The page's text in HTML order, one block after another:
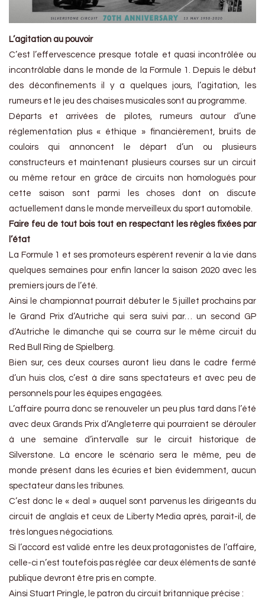
L’agitation au pouvoir
C’est l’effervescence presque totale et quasi incontrôlée ou
incontrôlable dans le monde de la Formule 1. Depuis le début
des déconfinements il y a quelques jours, l’agitation, les
rumeurs et le jeu des chaises musicales sont au programme.
Départs et arrivées de pilotes, rumeurs autour d’une
réglementation plus « éthique » financièrement, bruits de
couloirs qui annoncent le départ d’un ou plusieurs
constructeurs et maintenant plusieurs courses sur un circuit
ou même retour en grâce de circuits non homologués pour
cette saison sont parmi les choses dont on discute
actuellement dans le monde merveilleux du sport automobile.
Faire feu de tout bois tout en respectant les règles fixées par
l’état
La Formule 1 et ses promoteurs espèrent revenir à la vie dans
quelques semaines pour enfin lancer la saison 2020 avec les
premiers jours de l’été.
Ainsi le championnat pourrait débuter le 5 juillet prochains par
le Grand Prix d’Autriche qui sera suivi par… un second GP
d’Autriche le dimanche qui se courra sur le même circuit du
Red Bull Ring de Spielberg.
Bien sur, ces deux courses auront lieu dans le cadre fermé
d’un huis clos, c’est à dire sans spectateurs et avec peu de
personnels pour les équipes engagées.
L’affaire pourra donc se renouveler un peu plus tard dans l’été
avec deux Grands Prix d’Angleterre qui pourraient se dérouler
à une semaine d’intervalle sur le circuit historique de
Silverstone. Là encore le scénario sera le même, peu de
monde présent dans les écuries et bien évidemment, aucun
spectateur dans les tribunes.
C’est donc le « deal » auquel sont parvenus les dirigeants du
circuit de anglais et ceux de Liberty Media après, parait-il, de
très longues négociations.
Si l’accord est validé entre les deux protagonistes de l’affaire,
celle-ci n’est toutefois pas réglée car deux éléments de santé
publique devront être pris en compte.
Ainsi Stuart Pringle, le patron du circuit britannique précise :